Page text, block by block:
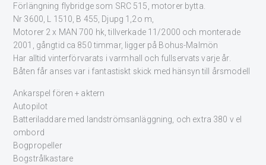
Förlängning flybridge som SRC 515, motorer bytta.
Nr 3600, L 1510, B 455, Djupg 1,2o m,
Motorer 2 x MAN 700 hk, tillverkade 11/2000 och monterade
2001, gångtid ca 850 timmar, ligger på Bohus-Malmön
Har alltid vinterförvarats i varmhall och fullservats varje år.
Båten får anses var i fantastiskt skick med hänsyn till årsmodell
Ankarspel fören + aktern
Autopilot
Batteriladdare med landströmsanläggning, och extra 380 v el
ombord
Bogpropeller
Bogstrålkastare